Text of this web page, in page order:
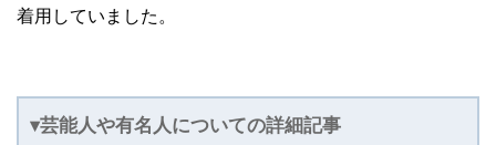
着用していました。
▾芸能人や有名人についての詳細記事